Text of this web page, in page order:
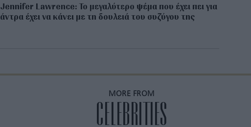
Jennifer Lawrence: Το μεγαλύτερο ψέμα που έχει πει για
άντρα έχει να κάνει με τη δουλειά του συζύγου της
MORE FROM
CELEBRITIES